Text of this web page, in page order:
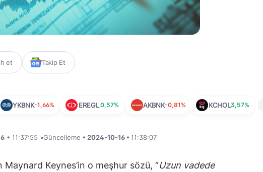
et Takip Et
YKBNK-1,66% EREGL0,57% AKBNK-0,81% KCHOL3,57%
• 11:37:55 •Güncelleme • 2024-10-16 • 11:38:07
Maynard Keynes’in o meşhur sözü, “Uzun vadede